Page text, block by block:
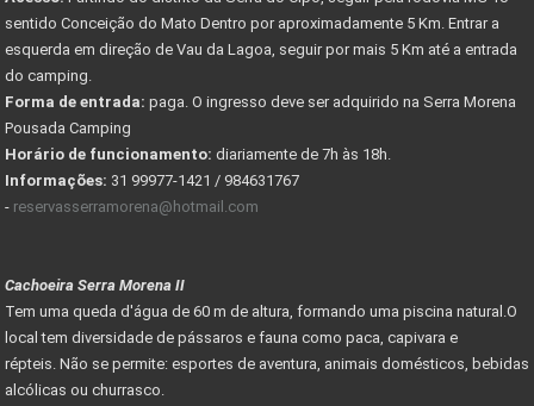
sentido Conceição do Mato Dentro por aproximadamente 5 Km. Entrar a
esquerda em direção de Vau da Lagoa, seguir por mais 5 Km até a entrada
do camping.
Forma de entrada: paga. O ingresso deve ser adquirido na Serra Morena
Pousada Camping
Horário de funcionamento: diariamente de 7h às 18h.
Informações: 31 99977-1421 / 984631767
- reservasserramorena@hotmail.com
Cachoeira Serra Morena II
Tem uma queda d'água de 60 m de altura, formando uma piscina natural.O
local tem diversidade de pássaros e fauna como paca, capivara e
répteis. Não se permite: esportes de aventura, animais domésticos, bebidas
alcólicas ou churrasco.